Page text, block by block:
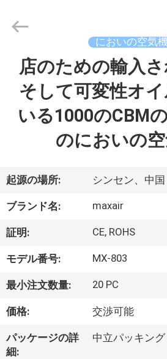
ク
ト
私
達
つ
い
2026
Reserved.
においの空気
店のための輸入
そして可変性オ
いる1000のCBM
のにおいの
起源の場所: シンセン、中国
ブランド名: maxair
証明: CE, ROHS
モデル番号: MX-803
最小注文数量: 20 PC
価格: 交渉可能
パッケージの詳
細:
中立パッキング